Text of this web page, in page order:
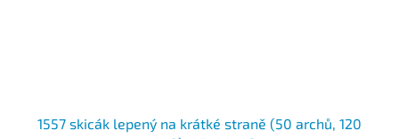
1557 skicák lepený na krátké straně (50 archů, 120